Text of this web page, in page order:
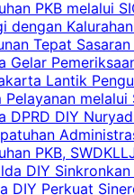
PKB melalui
dengan
Tepat
Gelar
Lantik
DPRD DIY
PKB,
DIY
DIY Perkuat